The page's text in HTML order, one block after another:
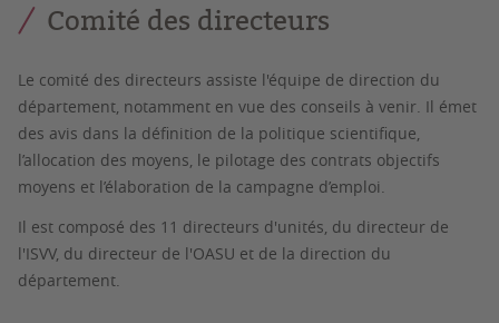
Comité des directeurs
Le comité des directeurs assiste l'équipe de direction du
département, notamment en vue des conseils à venir. Il émet
des avis dans la définition de la politique scientifique,
l’allocation des moyens, le pilotage des contrats objectifs
moyens et l’élaboration de la campagne d’emploi.
Il est composé des 11 directeurs d'unités, du directeur de
l'ISVV, du directeur de l'OASU et de la direction du
département.